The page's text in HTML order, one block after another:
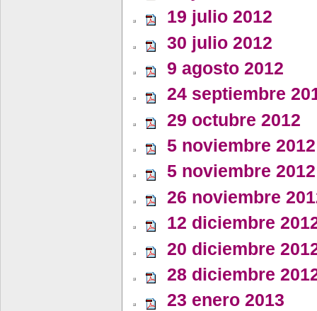
19 julio 2012
30 julio 2012
9 agosto 2012
24 septiembre
29 octubre 2012
5 noviembre
5 noviembre
26 noviembre
12 diciembre
20 diciembre
28 diciembre
23 enero 2013